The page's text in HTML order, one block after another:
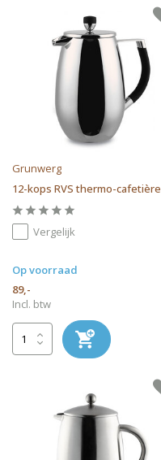
Grunwerg
12-kops RVS thermo-cafetière
Vergelijk
Op voorraad
89,-
Incl. btw